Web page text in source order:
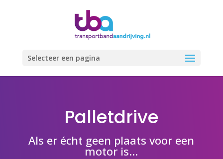
Selecteer een pagina
Palletdrive
Als er écht geen plaats voor een
motor is…